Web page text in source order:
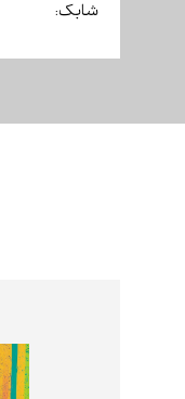
شابک: